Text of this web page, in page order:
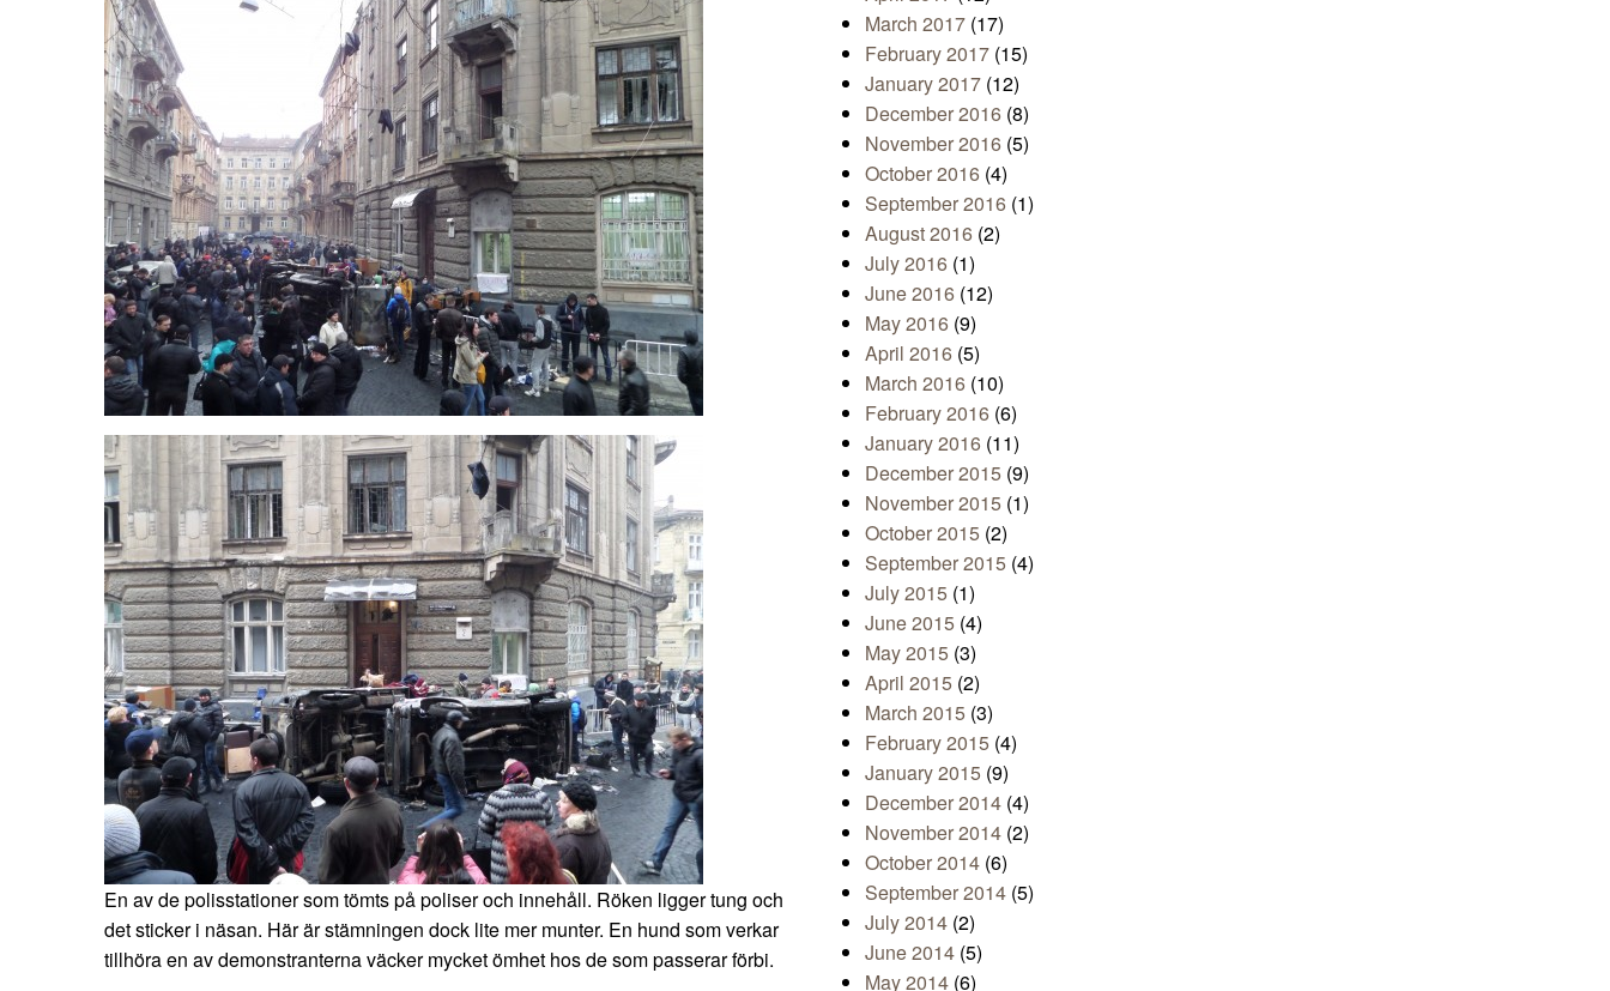
En av de polisstationer som tömts på poliser och innehåll. Röken ligger tung och
det sticker i näsan. Här är stämningen dock lite mer munter. En hund som verkar
tillhöra en av demonstranterna väcker mycket ömhet hos de som passerar förbi.
March 2017 (17)
February 2017 (15)
January 2017 (12)
December 2016 (8)
November 2016 (5)
October 2016 (4)
September 2016 (1)
August 2016 (2)
July 2016 (1)
June 2016 (12)
May 2016 (9)
April 2016 (5)
March 2016 (10)
February 2016 (6)
January 2016 (11)
December 2015 (9)
November 2015 (1)
October 2015 (2)
September 2015 (4)
July 2015 (1)
June 2015 (4)
May 2015 (3)
April 2015 (2)
March 2015 (3)
February 2015 (4)
January 2015 (9)
December 2014 (4)
November 2014 (2)
October 2014 (6)
September 2014 (5)
July 2014 (2)
June 2014 (5)
May 2014 (6)